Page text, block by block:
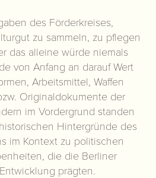
des Förderkreises,
zu sammeln, zu pflegen
das alleine würde niemals
von Anfang an darauf Wert
Arbeitsmittel, Waffen
Originaldokumente der
im Vordergrund standen
Hintergründe des
im Kontext zu politischen
die die Berliner
prägten.